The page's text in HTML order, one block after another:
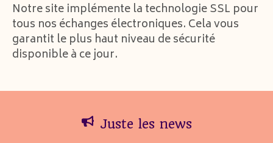
Notre site implémente la technologie SSL pour
tous nos échanges électroniques. Cela vous
garantit le plus haut niveau de sécurité
disponible à ce jour.
Juste les news